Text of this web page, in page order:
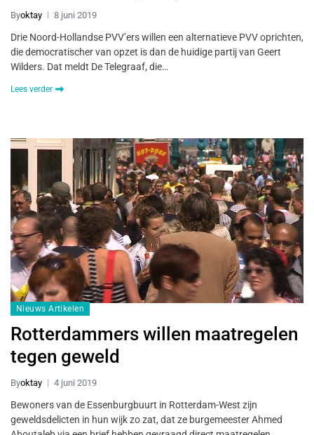
Byoktay 8 juni 2019
Drie Noord-Hollandse PVV’ers willen een alternatieve PVV oprichten,
die democratischer van opzet is dan de huidige partij van Geert
Wilders. Dat meldt De Telegraaf, die…
Lees verder
Nieuws Artikelen
Rotterdammers willen maatregelen
tegen geweld
Byoktay 4 juni 2019
Bewoners van de Essenburgbuurt in Rotterdam-West zijn
geweldsdelicten in hun wijk zo zat, dat ze burgemeester Ahmed